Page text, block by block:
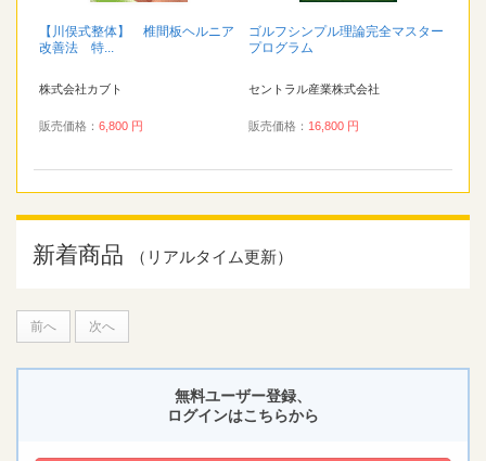
【川俣式整体】 椎間板ヘルニア
改善法 特...
株式会社カブト
販売価格： 6,800 円
ゴルフシンプル理論完全マスター
プログラム
セントラル産業株式会社
販売価格： 16,800 円
新着商品 （リアルタイム更新）
前へ 次へ
無料ユーザー登録、
ログインはこちらから